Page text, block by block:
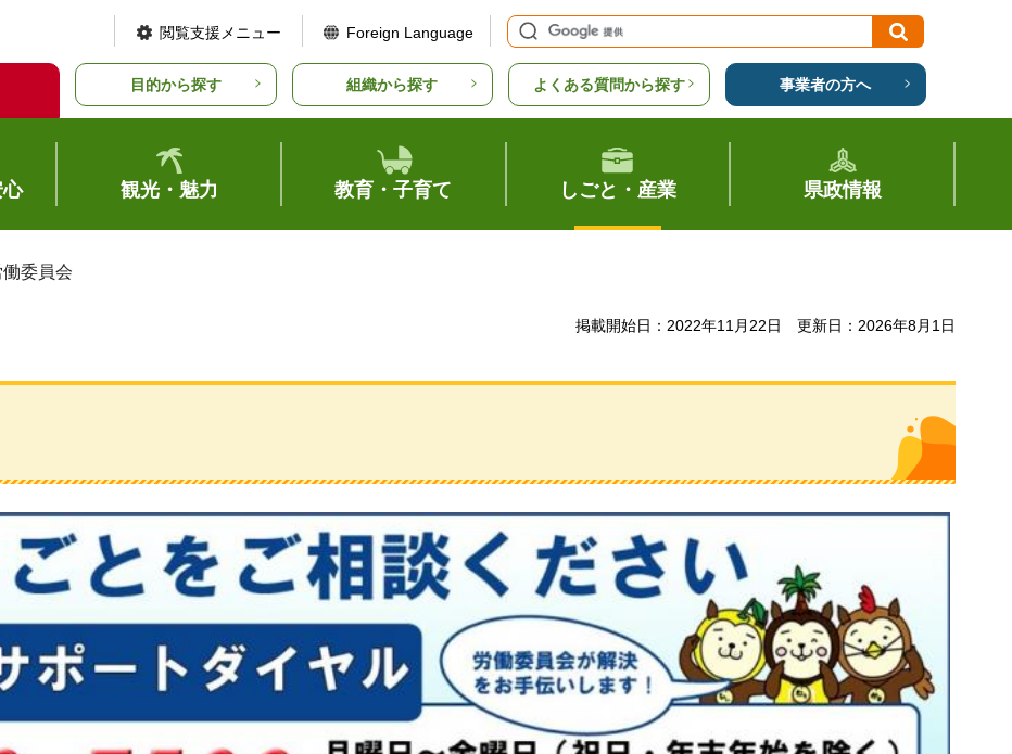
閲覧支援メニュー Foreign Language
目的から探す 組織から探す よくある質問から探す 事業者の方へ
観光・魅力 教育・子育て しごと・産業 県政情報
委員会
掲載開始日：2022年11月22日 更新日：2026年8月1日